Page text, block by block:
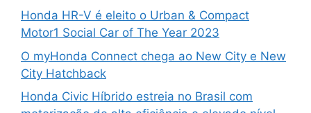
Honda HR-V é eleito o Urban & Compact
Motor1 Social Car of The Year 2023
O myHonda Connect chega ao New City e New
City Hatchback
Honda Civic Híbrido estreia no Brasil com